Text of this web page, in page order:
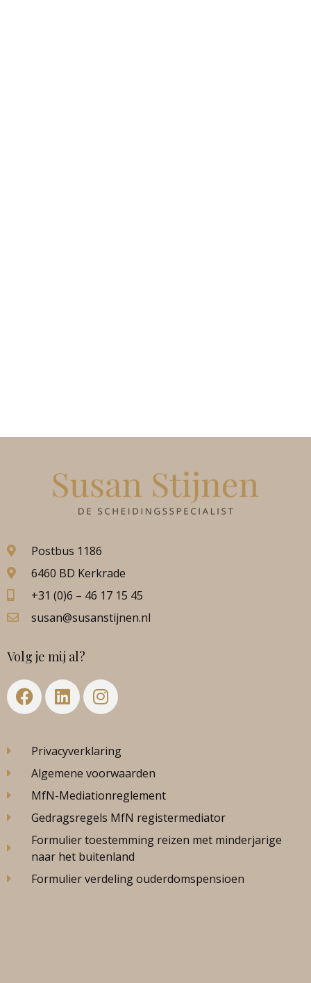
Postbus 1186
6460 BD Kerkrade
+31 (0)6 – 46 17 15 45
susan@susanstijnen.nl
Volg je mij al?
Privacyverklaring
Algemene voorwaarden
MfN-Mediationreglement
Gedragsregels MfN registermediator
Formulier toestemming reizen met minderjarige
naar het buitenland
Formulier verdeling ouderdomspensioen